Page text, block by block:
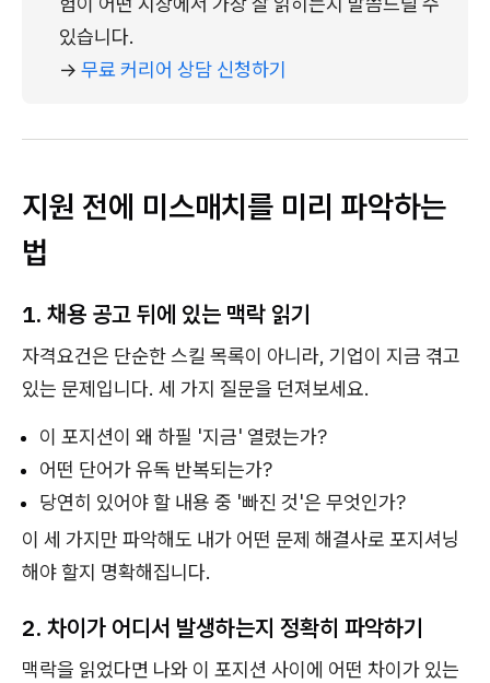
있습니다.
→ 무료 커리어 상담 신청하기
지원 전에 미스매치를 미리 파악하는
법
1. 채용 공고 뒤에 있는 맥락 읽기
자격요건은 단순한 스킬 목록이 아니라, 기업이 지금 겪고
있는 문제입니다. 세 가지 질문을 던져보세요.
이 포지션이 왜 하필 '지금' 열렸는가?
어떤 단어가 유독 반복되는가?
당연히 있어야 할 내용 중 '빠진 것'은 무엇인가?
이 세 가지만 파악해도 내가 어떤 문제 해결사로 포지셔닝
해야 할지 명확해집니다.
2. 차이가 어디서 발생하는지 정확히 파악하기
맥락을 읽었다면 나와 이 포지션 사이에 어떤 차이가 있는